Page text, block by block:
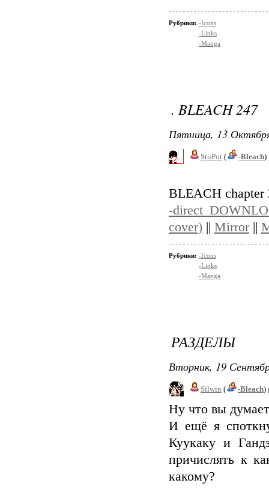
Рубрики: -Icons
-Links
-Manga
. BLEACH 247
Пятница, 13
StuPot ( -Bleach)
BLEACH chapter
-direct
cover) || Mirror ||
Рубрики: -Icons
-Links
-Manga
РАЗДЕЛЫ
Вторник, 19
Silwin ( -Bleach)
Ну что вы
И ещё я
Куукаку и
причислять к
какому?